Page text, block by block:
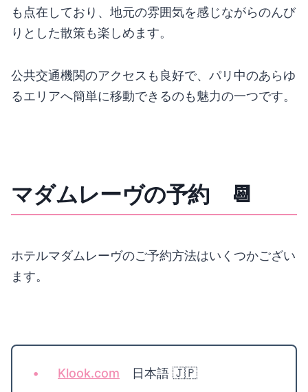
も点在しており、地元の雰囲気を感じながらのんび
りとした散策も楽しめます。
公共交通機関のアクセスも良好で、パリ中のあらゆ
るエリアへ簡単に移動できるのも魅力の一つです。
マダムレーヴの予約 📆
ホテルマダムレーヴのご予約方法はいくつかござい
ます。
Klook.com 日本語 🇯🇵